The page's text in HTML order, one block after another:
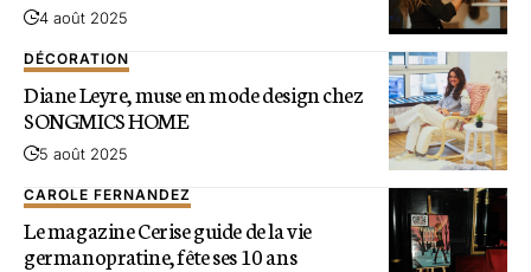
4 août 2025
DÉCORATION
Diane Leyre, muse en mode design chez
SONGMICS HOME
5 août 2025
CAROLE FERNANDEZ
Le magazine Cerise guide de la vie
germanopratine, fête ses 10 ans